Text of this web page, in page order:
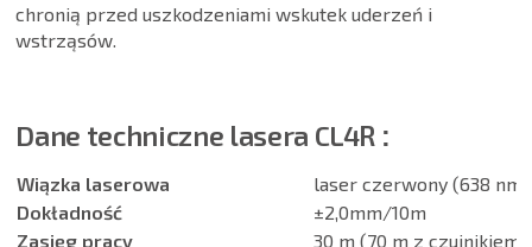
chronią przed uszkodzeniami wskutek uderzeń i
wstrząsów.
Dane techniczne lasera CL4R :
Wiązka laserowa
laser czerwony (638
Dokładność
±2,0mm/10m
Zasięg pracy
30 m (70 m z czujnikiem)